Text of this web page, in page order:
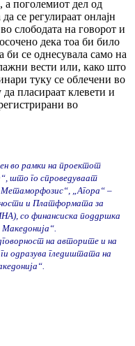
а поголемиот дел од
се регулираат онлајн
слободата на говорот и
дека тоа би било
би се однесувала само на
вести или, како што
туку се облечени во
пласираат клевети и
во
во рамки на проектот
што го спроведуваат
„Агора“ –
и Платформата за
со финансиска поддршка
на авторите и на
одразува гледиштата на